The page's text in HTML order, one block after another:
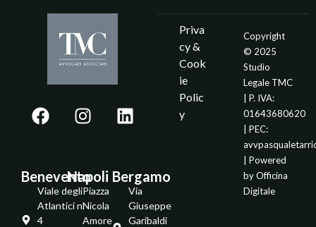
Benevento
Viale degli
Atlantici n.
4
Napoli
Piazza
Nicola
Amore
Bergamo
Via
Giuseppe
Garibaldi
Priva
cy &
Cook
ie
Polic
y
Copyright
© 2025
Studio
Legale TMC
| P. IVA:
01643680620
| PEC:
| Powered
byOfficina
Digitale